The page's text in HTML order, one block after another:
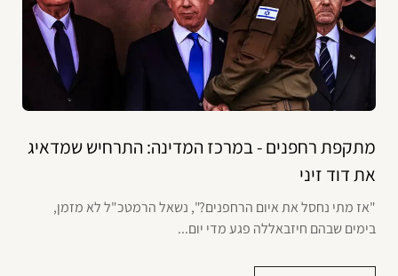
מתקפת רחפנים - במרכז המדינה: התרחיש שמדאיג
את דוד זיני
"אז מתי נחסל את איום הרחפנים?", נשאל הרמטכ"ל לא מזמן,
בימים שבהם חיזבאללה פגע מדי יום...